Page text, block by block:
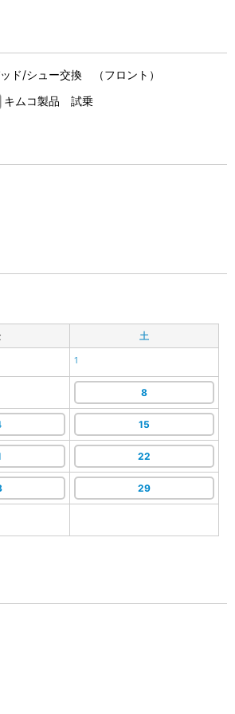
ド/シュー交換 （フロント）
キムコ製品 試乗
土
1
8
15
22
29